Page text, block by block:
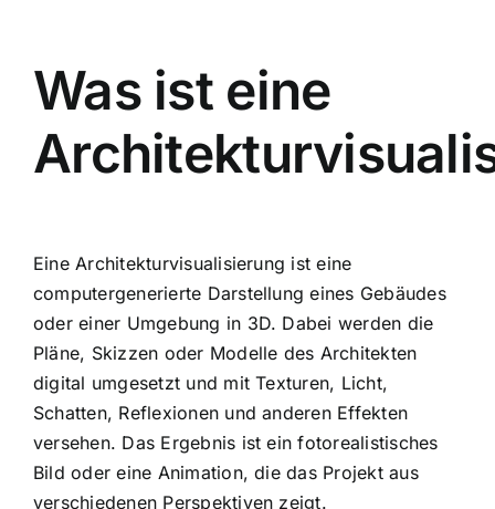
Was ist eine
Eine Architekturvisualisierung ist eine
computergenerierte Darstellung eines Gebäudes
oder einer Umgebung in 3D. Dabei werden die
Pläne, Skizzen oder Modelle des Architekten
digital umgesetzt und mit Texturen, Licht,
Schatten, Reflexionen und anderen Effekten
versehen. Das Ergebnis ist ein fotorealistisches
Bild oder eine Animation, die das Projekt aus
verschiedenen Perspektiven zeigt.